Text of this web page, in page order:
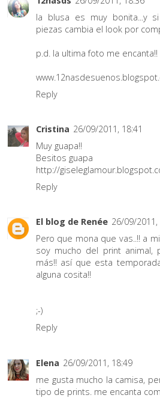
la blusa es muy bonita...y
piezas cambia el look por
p.d. la ultima foto me encanta!!
Reply
Cristina 26/09/2011, 18:41
Muy guapa!!
Besitos guapa
http://
Reply
El blog de Renée 26/09/2011,
Pero que mona que vas..!! a
soy mucho del print animal,
más!! así que esta
alguna cosita!!
;-)
Reply
Elena 26/09/2011, 18:49
me gusta mucho la camisa,
tipo de prints. me encanta